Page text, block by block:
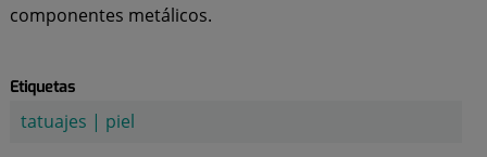
componentes metálicos.
Etiquetas
tatuajes | piel